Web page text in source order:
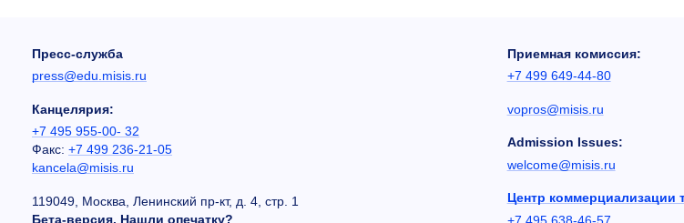
Пресс-служба
press@edu.misis.ru
Канцелярия:
+7 495 955-00- 32
Факс: +7 499 236-21-05
kancela@misis.ru
119049, Москва, Ленинский пр-кт, д. 4, стр. 1
Бета-версия. Нашли опечатку?
Приемная комиссия:
+7 499 649-44-80
vopros@misis.ru
Admission Issues:
welcome@misis.ru
Центр коммерциализации
+7 495 638-46-57